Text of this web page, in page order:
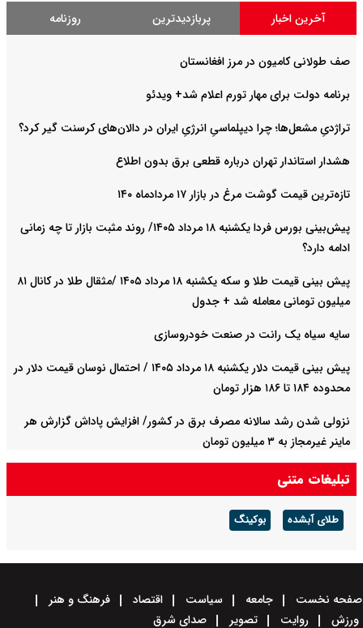
آخرین اخبار پربازدیدترین روزنامه
صف طولانی کامیون در مرز افغانستان
برنامه دولت برای مهار تورم اعلام شد+ ویدئو
تراژدیِ مشعل‌ها؛ چرا دیپلماسیِ انرژیِ ایران در دالان‌های کرسنت گیر کرد؟
هشدار استاندار تهران درباره قطعی برق بدون اطلاع
تازه‌ترین قیمت گوشت مرغ در بازار ۱۷ مردادماه ۱۴۰
پیش‌بینی بورس فردا یکشنبه ۱۸ مرداد ۱۴۰۵/ روند مثبت بازار تا چه زمانی
ادامه دارد؟
پیش‌ بینی قیمت طلا و سکه یکشنبه ۱۸ مرداد ۱۴۰۵ /مثقال طلا در کانال ۸۱
میلیون تومانی معامله شد + جدول
سایه سیاه یک رانت در صنعت خودروسازی
پیش ‌بینی قیمت دلار یکشنبه ۱۸ مرداد ۱۴۰۵ / احتمال نوسان قیمت دلار در
محدوده ۱۸۴ تا ۱۸۶ هزار تومان
نزولی شدن رشد سالانه مصرف برق در کشور/ افزایش پاداش گزارش هر
ماینر غیرمجاز به ۳ میلیون تومان
تبلیغات متنی
طلای آبشده بوکینگ
صفحه نخست جامعه سیاست اقتصاد
فرهنگ و هنر
ورزش
روایت تصویر صدای شرق